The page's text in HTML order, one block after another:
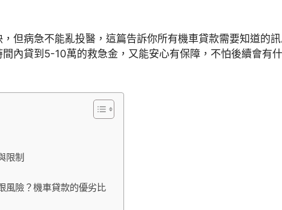
但病急不能亂投醫，這篇告訴你所有機車貸款需要知道的
內貸到5-10萬的救急金，又能安心有保障，不怕後續會有
限制
風險？機車貸款的優劣比